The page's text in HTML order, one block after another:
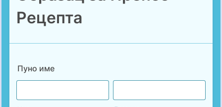
Обрасци за апотеке